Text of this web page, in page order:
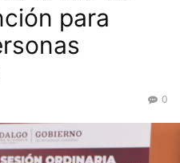
para
0